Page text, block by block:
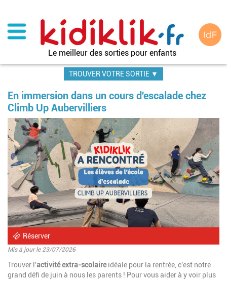
contenu
principal
Le meilleur des sorties pour enfants
TROUVER VOTRE SORTIE ▼
En immersion dans un cours d'escalade chez
Climb Up Aubervilliers
Image
Réserver
Mis à jour le 23/07/2026
Introduction
Trouver l'activité extra-scolaireidéale pour la rentrée, c'est notre
grand défi de juin à nous les parents ! Pour vous aider à y voir plus